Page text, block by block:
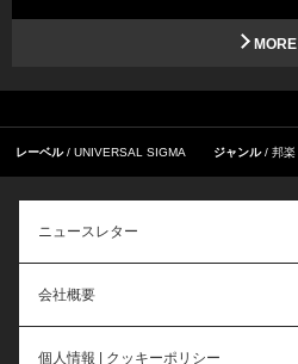
MORE
レーベル UNIVERSAL SIGMA ジャンル 邦楽
ニュースレター
会社概要
個人情報 | クッキーポリシー